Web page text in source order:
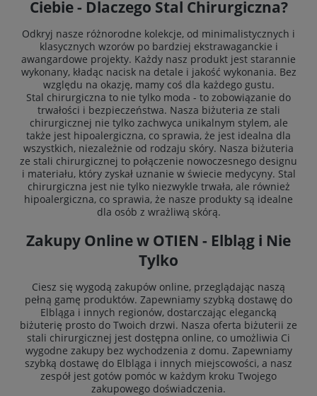
Ciebie - Dlaczego Stal Chirurgiczna?
Odkryj nasze różnorodne kolekcje, od minimalistycznych i
klasycznych wzorów po bardziej ekstrawaganckie i
awangardowe projekty. Każdy nasz produkt jest starannie
wykonany, kładąc nacisk na detale i jakość wykonania. Bez
względu na okazję, mamy coś dla każdego gustu.
Stal chirurgiczna to nie tylko moda - to zobowiązanie do
trwałości i bezpieczeństwa. Nasza biżuteria ze stali
chirurgicznej nie tylko zachwyca unikalnym stylem, ale
także jest hipoalergiczna, co sprawia, że jest idealna dla
wszystkich, niezależnie od rodzaju skóry. Nasza biżuteria
ze stali chirurgicznej to połączenie nowoczesnego designu
i materiału, który zyskał uznanie w świecie medycyny. Stal
chirurgiczna jest nie tylko niezwykle trwała, ale również
hipoalergiczna, co sprawia, że nasze produkty są idealne
dla osób z wrażliwą skórą.
Zakupy Online w OTIEN - Elbląg i Nie
Tylko
Ciesz się wygodą zakupów online, przeglądając naszą
pełną gamę produktów. Zapewniamy szybką dostawę do
Elbląga i innych regionów, dostarczając elegancką
biżuterię prosto do Twoich drzwi. Nasza oferta biżuterii ze
stali chirurgicznej jest dostępna online, co umożliwia Ci
wygodne zakupy bez wychodzenia z domu. Zapewniamy
szybką dostawę do Elbląga i innych miejscowości, a nasz
zespół jest gotów pomóc w każdym kroku Twojego
zakupowego doświadczenia.